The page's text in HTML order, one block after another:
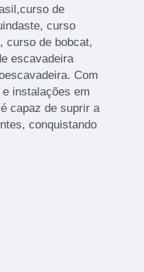
de
curso
curso de bobcat,
escavadeira
Com
instalações em
capaz de suprir a
conquistando